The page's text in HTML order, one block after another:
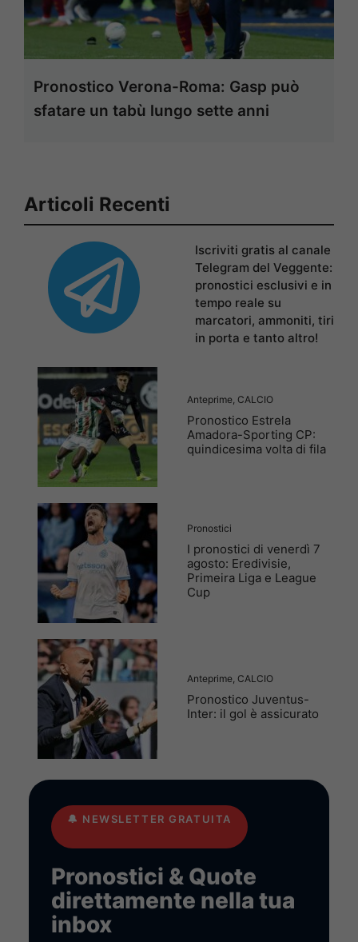
Pronostico Verona-Roma: Gasp può
sfatare un tabù lungo sette anni
Articoli Recenti
Iscriviti gratis al canale
Telegram del Veggente:
pronostici esclusivi e in
tempo reale su
marcatori, ammoniti, tiri
in porta e tanto altro!
Anteprime, CALCIO
Pronostico Estrela
Amadora-Sporting CP:
quindicesima volta di fila
Pronostici
I pronostici di venerdì 7
agosto: Eredivisie,
Primeira Liga e League
Cup
Anteprime, CALCIO
Pronostico Juventus-
Inter: il gol è assicurato
🔔 NEWSLETTER GRATUITA
Pronostici & Quote
direttamente nella tua
inbox